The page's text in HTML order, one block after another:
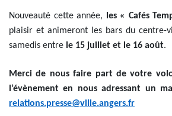
Nouveauté cette année, les « Cafés
plaisir et animeront les bars du centre-
samedis entre le 15 juillet et le 16 août.
Merci de nous faire part de votre
l’évènement en nous adressant un
relations.presse@ville.angers.fr